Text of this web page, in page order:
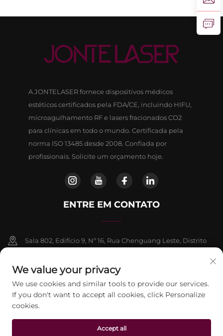
A JONTELASER fornece dispositivos médicos
estéticos certificados pela FDA/CE, incluindo HIFU,
microagulhamento RF e lasers fracionados CO2
para clínicas em todo o mundo. Certificada pela
norma ISO 13485 desde 2008. Confiada por
profissionais. Solicite um orçamento hoje.
ENTRE EM CONTATO
Sala 802, Edifício 9, Nº 16, Rua Chenguang Leste, Distrito
+86-13911459627
[email protected]
Direitos autorais © 2026 Beijing Jontelaser Technology CO., LTD.
We value your privacy
We use cookies and similar tools to provide our services.
If you don't want to accept all cookies, click Personalize
cookies.
Accept all